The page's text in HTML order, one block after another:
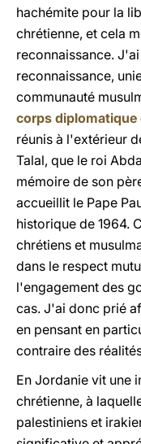
hachémite pour la
chrétienne, et cela
reconnaissance.
reconnaissance,
communauté
corps diplomatique
réunis à l'extérieur
Talal, que le roi
mémoire de son
accueillit le Pape
historique de 1964.
chrétiens et
dans le respect
l'engagement des
cas. J'ai donc prié
en pensant en
contraire des
En Jordanie vit une
chrétienne, à
palestiniens et